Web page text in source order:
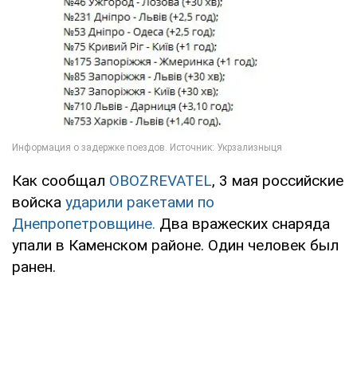
Как сообщал OBOZREVATEL, 3 мая российские
войска ударили ракетами по
Днепропетровщине. Два вражеских снаряда
упали в Каменском районе. Один человек был
ранен.